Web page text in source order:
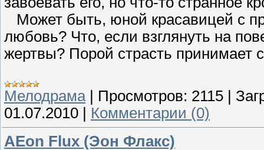
Может быть, юной красавицей с
любовь? Что, если взглянуть на
жертвы? Порой страсть принимает
Мелодрама| Просмотров: 2115
01.07.2010
Комментарии (0)
AEon Flux (Эон Флакс)